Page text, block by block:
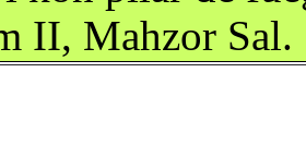
II, Mahzor Sal.